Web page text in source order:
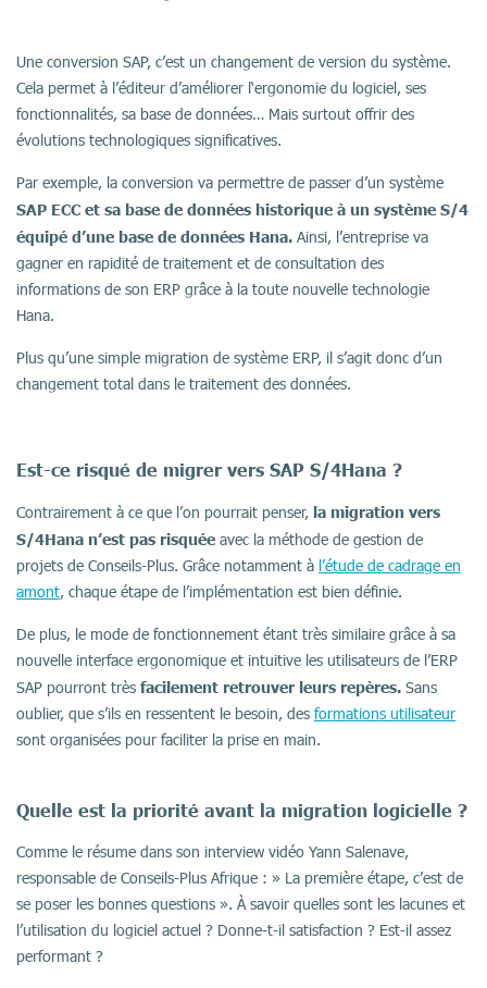
Une conversion SAP, c’est un changement de version du système.
Cela permet à l’éditeur d’améliorer l‘ergonomie du logiciel, ses
fonctionnalités, sa base de données… Mais surtout offrir des
évolutions technologiques significatives.
Par exemple, la conversion va permettre de passer d’un système
SAP ECC et sa base de données historique à un système S/4
équipé d’une base de données Hana. Ainsi, l’entreprise va
gagner en rapidité de traitement et de consultation des
informations de son ERP grâce à la toute nouvelle technologie
Hana.
Plus qu’une simple migration de système ERP, il s’agit donc d’un
changement total dans le traitement des données.
Est-ce risqué de migrer vers SAP S/4Hana ?
Contrairement à ce que l’on pourrait penser, la migration vers
S/4Hana n’est pas risquée avec la méthode de gestion de
projets de Conseils-Plus. Grâce notamment à l’étude de cadrage en
amont, chaque étape de l’implémentation est bien définie.
De plus, le mode de fonctionnement étant très similaire grâce à sa
nouvelle interface ergonomique et intuitive les utilisateurs de l’ERP
SAP pourront très facilement retrouver leurs repères. Sans
oublier, que s’ils en ressentent le besoin, des formations utilisateur
sont organisées pour faciliter la prise en main.
Quelle est la priorité avant la migration logicielle ?
Comme le résume dans son interview vidéo Yann Salenave,
responsable de Conseils-Plus Afrique : » La première étape, c’est de
se poser les bonnes questions ». À savoir quelles sont les lacunes et
l’utilisation du logiciel actuel ? Donne-t-il satisfaction ? Est-il assez
performant ?